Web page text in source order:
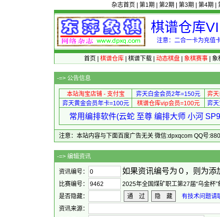
杂志首页 第1期 第2期 第3期 第4期
棋谱仓库
注意：二合一卡为充值
首页 棋谱仓库| 棋谱下载| 动态棋盘| 象棋赛事| 象
-=> 公告信息
本站淘宝店铺 - 支付宝 弈天白金会员2年=150元
弈
弈天黄金会员年卡=100元
棋谱仓库vip会员=100元 弈
常用编排软件(云蛇 至尊 编排大师 小河
注意：本站内容与下面百度广告无关 微信:dpxqcom QQ号
-=> 编
资讯编号： 如果资讯编号为０，则为
比赛编号：
2025年全国煤矿职工第27届“乌金杯”
是否隐藏：
通 过 隐 藏
有技术问题请
资讯来源：